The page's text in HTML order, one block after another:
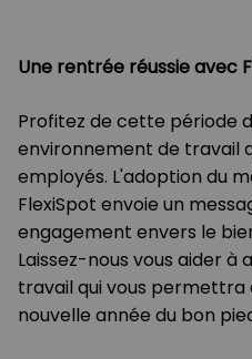
Une rentrée réussie avec
Profitez de cette période
environnement de travail
employés. L'adoption du
FlexiSpot envoie un
engagement envers le
Laissez-nous vous aider à
travail qui vous
nouvelle année du bon